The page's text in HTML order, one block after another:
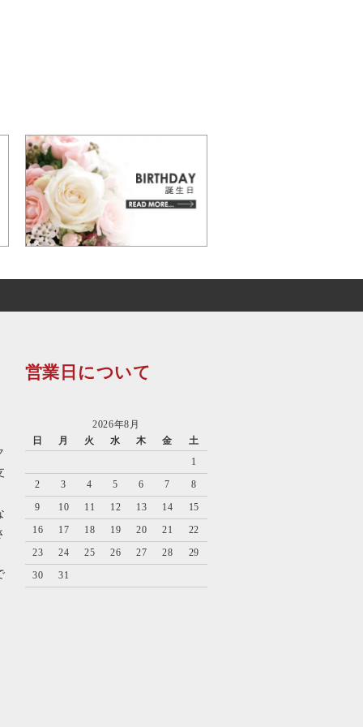
営業日について
2026年8月
日
月 火 水 木 金
土
1
2
3 4 5 6 7
8
9
10 11 12 13 14
15
16
17 18 19 20 21
22
23
24 25 26 27 28
29
30
31